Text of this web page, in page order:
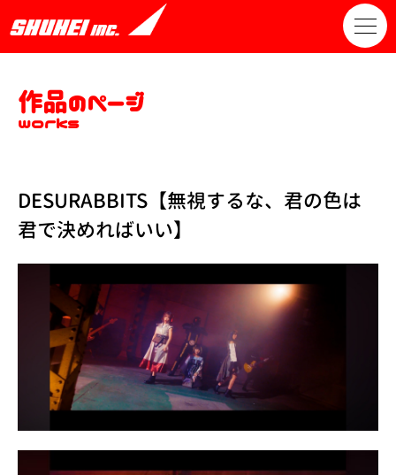
作品のページ
works
DESURABBITS【無視するな、君の色は
君で決めればいい】